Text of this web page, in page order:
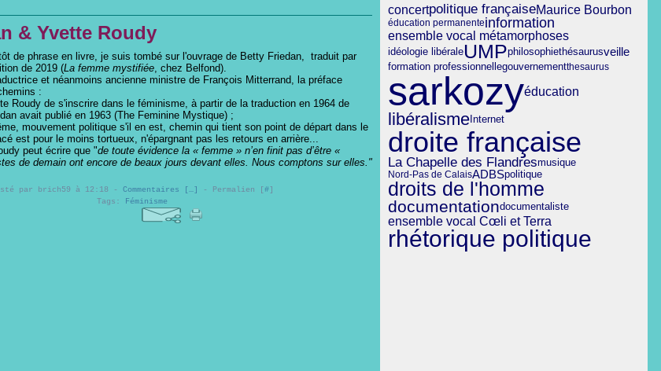
& Yvette Roudy
de phrase en livre, je suis tombé sur l'ouvrage de Betty Friedan, traduit par
de 2019 (La femme mystifiée, chez Belfond).
et néanmoins ancienne ministre de François Mitterrand, la préface
:
Roudy de s'inscrire dans le féminisme, à partir de la traduction en 1964 de
avait publié en 1963 (The Feminine Mystique) ;
mouvement politique s'il en est, chemin qui tient son point de départ dans le
est pour le moins tortueux, n'épargnant pas les retours en arrière...
peut écrire que "de toute évidence la « femme » n’en finit pas d’être «
de demain ont encore de beaux jours devant elles. Nous comptons sur elles."
par brich59 à 12:18 - Commentaires […] - Permalien [#]
Tags:
Féminisme
concertpolitique françaiseMaurice Bourbon
éducation permanenteinformation
ensemble vocal métamorphoses
idéologie libéraleUMPphilosophiethésaurusveille
formation professionnellegouvernementthesaurus
sarkozyéducation
libéralisme Internet
droite française
La Chapelle des Flandresmusique
Nord-Pas de CalaisADBSpolitique
droits de l'homme
documentationdocumentaliste
ensemble vocal Cœli et Terra
rhétorique politique